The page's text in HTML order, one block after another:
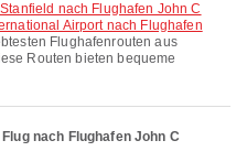
nach Flughafen John C
Airport nach Flughafen
Flughafenrouten aus
Routen bieten bequeme
nach Flughafen John C